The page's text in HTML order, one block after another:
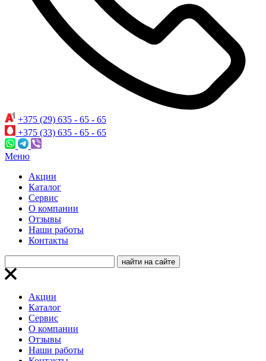
+375 (29) 635 - 65 - 65
+375 (33) 635 - 65 - 65
Меню
Акции
Каталог
Сервис
О компании
Отзывы
Наши работы
Контакты
Акции
Каталог
Сервис
О компании
Отзывы
Наши работы